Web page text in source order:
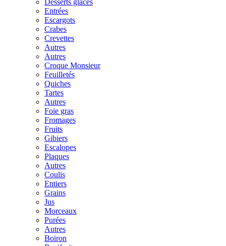
Desserts glacés
Entrées
Escargots
Crabes
Crevettes
Autres
Autres
Croque Monsieur
Feuilletés
Quiches
Tartes
Autres
Foie gras
Fromages
Fruits
Gibiers
Escalopes
Plaques
Autres
Coulis
Entiers
Grains
Jus
Morceaux
Purées
Autres
Boiron